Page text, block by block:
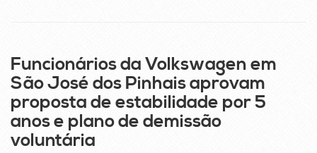
Funcionários da Volkswagen em
São José dos Pinhais aprovam
proposta de estabilidade por 5
anos e plano de demissão
voluntária